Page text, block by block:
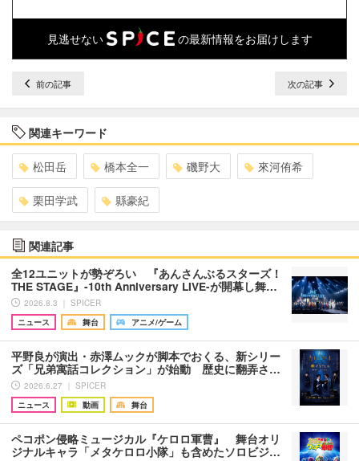
見逃せない の最新情報をお届けします
前の記事 次の記事
関連キーワード
松田岳 橋本全一 磯野大 來河侑希
栗田学武 縣豪紀
関連記事
全12ユニットが勢ぞろい 『あんさんぶるスターズ！
THE STAGE』-10th Anniversary LIVE-が開幕し舞…
2026.8.3 ｜ SPICER
ニュース
舞台 アニメ/ゲーム
平野良が演出・赤澤ムックが脚本でおくる、新シリー
ズ「兄弟寓話コレクション」が始動 歴史に翻弄さ…
2026.6.27 ｜ SPICER
ニュース
動画 舞台
ペコポン侵略ミュージカル『ケロロ軍曹』 舞台オリ
ジナルキャラ「メタケロロ小隊」も含めたソロビジ…